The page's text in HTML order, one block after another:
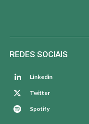
REDES SOCIAIS
Linkedin
Twitter
Spotify